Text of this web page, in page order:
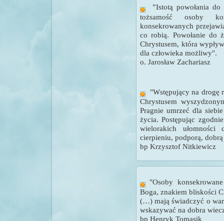
”Istotą powołania
tożsamość osoby
konsekrowanych
co robią. Powołanie do
Chrystusem, która
dla człowieka możliwy".
o. Jarosław Zachariasz
"Wstępujący na drogę
Chrystusem
Pragnie umrzeć dla
życia. Postępując
wielorakich
cierpieniu, podporą,
bp Krzysztof Nitkiewicz
"Osoby
Boga, znakiem bliskości
(…) mają świadczyć o
wskazywać na dobra
bp Henryk Tomasik